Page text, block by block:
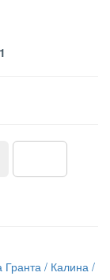
1
Гранта / Калина /